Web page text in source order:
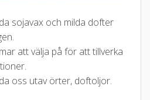
sojavax och milda dofter
att välja på för att tillverka
oss utav örter, doftoljor.